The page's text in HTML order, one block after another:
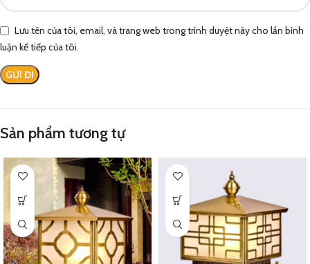
Lưu tên của tôi, email, và trang web trong trình duyệt này cho lần bình
luận kế tiếp của tôi.
Sản phẩm tương tự